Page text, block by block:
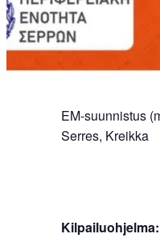
EM-suunnistus
Serres, Kreikka
Kilpailuohjelma: